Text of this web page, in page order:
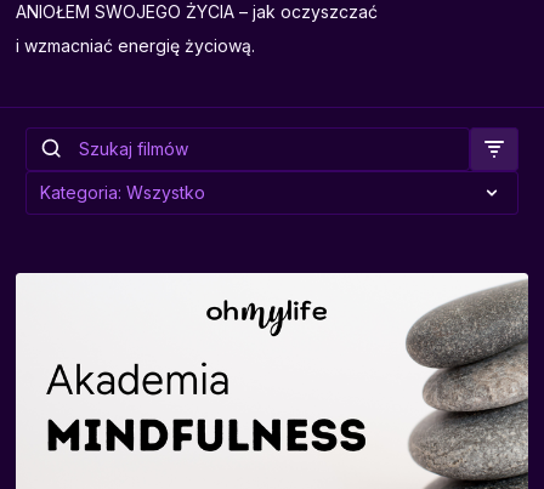
ANIOŁEM SWOJEGO ŻYCIA – jak oczyszczać
i wzmacniać energię życiową.